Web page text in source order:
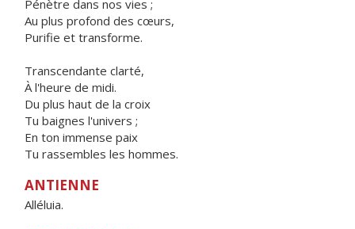
Pénètre dans nos vies ;
Au plus profond des cœurs,
Purifie et transforme.
Transcendante clarté,
À l'heure de midi.
Du plus haut de la croix
Tu baignes l'univers ;
En ton immense paix
Tu rassembles les hommes.
ANTIENNE
Alléluia.